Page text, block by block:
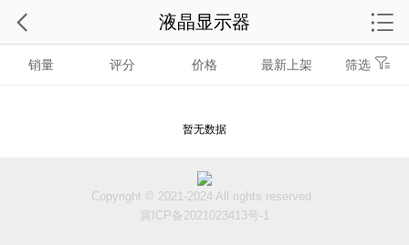
销量 评分 价格 最新上架 筛选
暂无数据
液晶显示器
Copyright © 2021-2024 All rights reserved.
冀ICP备2021023413号-1